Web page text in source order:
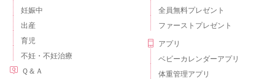
妊娠中
出産
育児
不妊・不妊治療
Ｑ＆Ａ
全員無料プレゼント
ファーストプレゼント
アプリ
ベビーカレンダーアプリ
体重管理アプリ